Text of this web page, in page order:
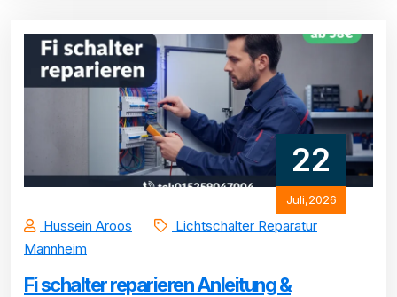
22
Juli,2026
Hussein Aroos
Lichtschalter Reparatur
Mannheim
Fi schalter reparieren Anleitung &